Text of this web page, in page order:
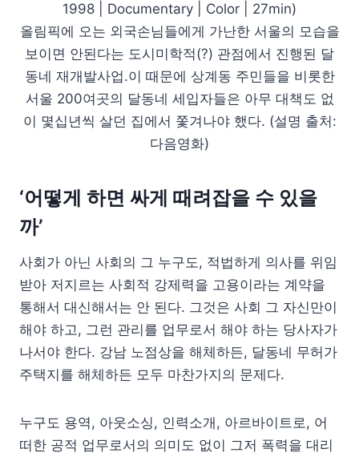
1998 | Documentary | Color | 27min)
올림픽에 오는 외국손님들에게 가난한 서울의 모습을
보이면 안된다는 도시미학적(?) 관점에서 진행된 달
동네 재개발사업.이 때문에 상계동 주민들을 비롯한
서울 200여곳의 달동네 세입자들은 아무 대책도 없
이 몇십년씩 살던 집에서 쫓겨나야 했다. (설명 출처:
다음영화)
‘어떻게 하면 싸게 때려잡을 수 있을
까’
사회가 아닌 사회의 그 누구도, 적법하게 의사를 위임
받아 저지르는 사회적 강제력을 고용이라는 계약을
통해서 대신해서는 안 된다. 그것은 사회 그 자신만이
해야 하고, 그런 관리를 업무로서 해야 하는 당사자가
나서야 한다. 강남 노점상을 해체하든, 달동네 무허가
주택지를 해체하든 모두 마찬가지의 문제다.
누구도 용역, 아웃소싱, 인력소개, 아르바이트로, 어
떠한 공적 업무로서의 의미도 없이 그저 폭력을 대리